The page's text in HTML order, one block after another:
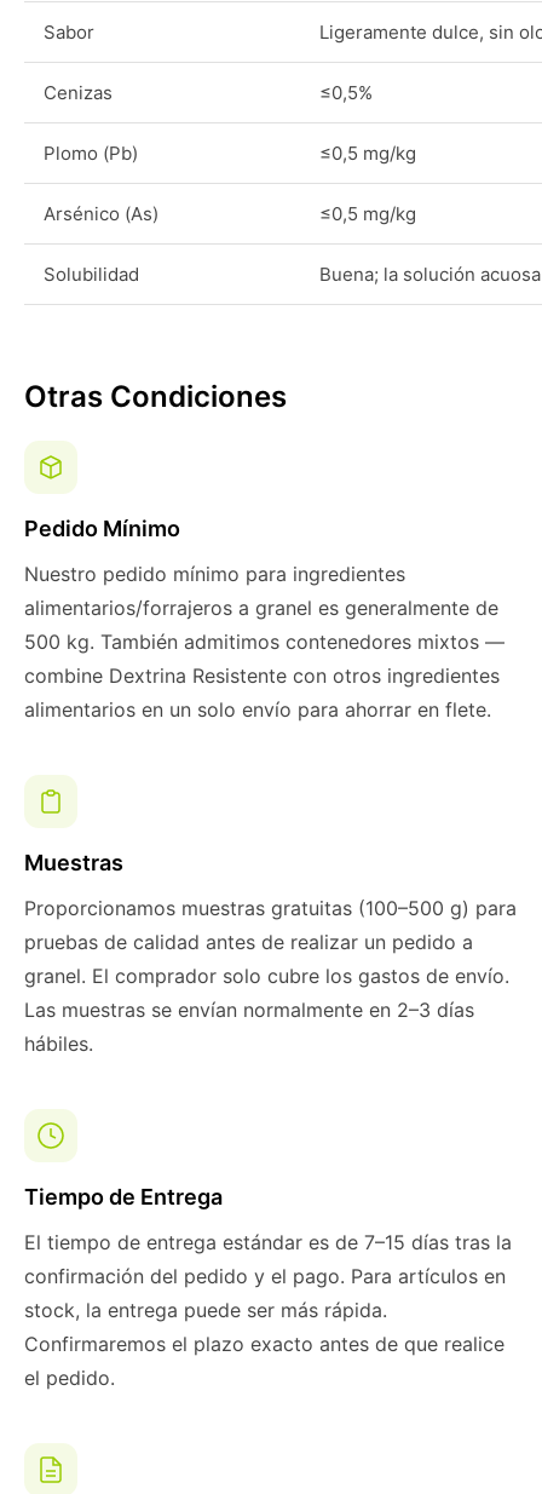
Sabor Ligeramente dulce, sin
Cenizas ≤0,5%
Plomo (Pb) ≤0,5 mg/kg
Arsénico (As) ≤0,5 mg/kg
Solubilidad Buena; la solución
Otras Condiciones
Pedido Mínimo
Nuestro pedido mínimo para ingredientes
alimentarios/forrajeros a granel es generalmente de
500 kg. También admitimos contenedores mixtos —
combine Dextrina Resistente con otros ingredientes
alimentarios en un solo envío para ahorrar en flete.
Muestras
Proporcionamos muestras gratuitas (100–500 g) para
pruebas de calidad antes de realizar un pedido a
granel. El comprador solo cubre los gastos de envío.
Las muestras se envían normalmente en 2–3 días
hábiles.
Tiempo de Entrega
El tiempo de entrega estándar es de 7–15 días tras la
confirmación del pedido y el pago. Para artículos en
stock, la entrega puede ser más rápida.
Confirmaremos el plazo exacto antes de que realice
el pedido.